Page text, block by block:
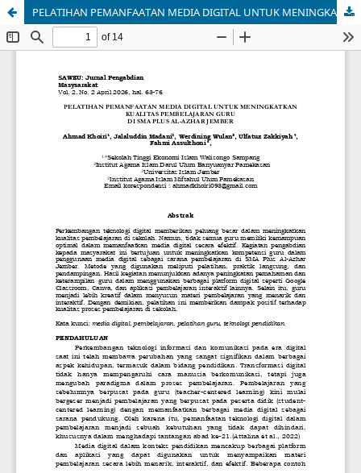
PELATIHAN PEMANFAATAN MEDIA DIGITAL UNTUK MENINGKATKAN KUALITAS PEMBELAJARAN GURU DI SMA PLUS AL-AZHAR JEMBER